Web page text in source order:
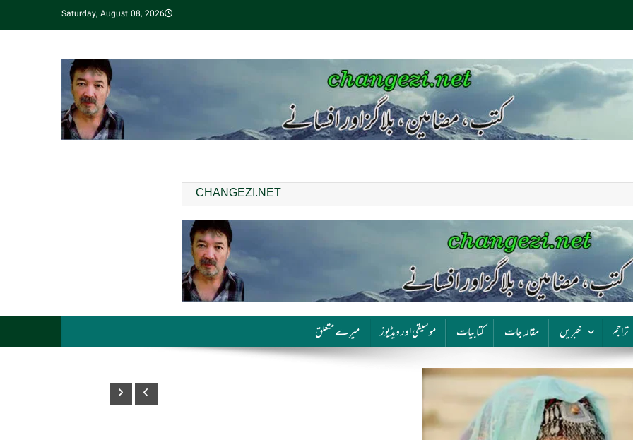
Saturday, August 08, 2026
CHANGEZI.NET
تراجم خبریں مقالہ جات کتابیات موسیقی اور ویڈیوز میرے متعلق